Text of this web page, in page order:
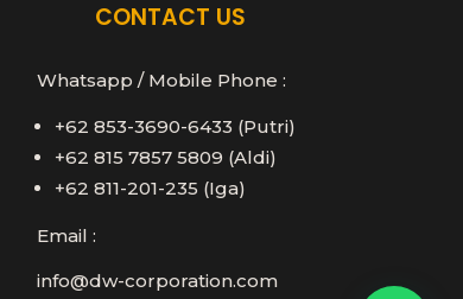
CONTACT US
Whatsapp / Mobile Phone :
+62 853-3690-6433 (Putri)
+62 815 7857 5809 (Aldi)
+62 811-201-235 (Iga)
Email :
info@dw-corporation.com